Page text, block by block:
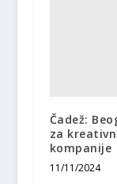
Čadež:
za
kompanije
11/11/2024